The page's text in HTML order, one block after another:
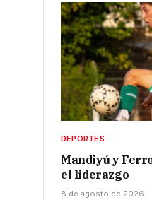
DEPORTES
Mandiyú y
el liderazgo
8 de agosto de 2026